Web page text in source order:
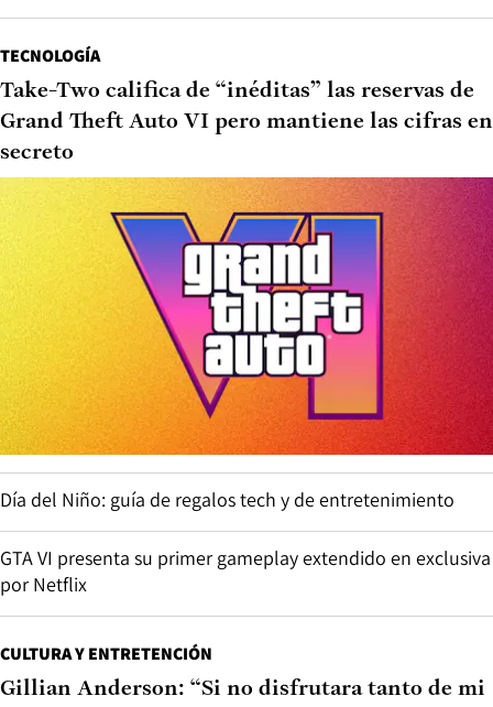
TECNOLOGÍA
Take-Two califica de “inéditas” las reservas de
Grand Theft Auto VI pero mantiene las cifras en
secreto
Día del Niño: guía de regalos tech y de entretenimiento
GTA VI presenta su primer gameplay extendido en exclusiva
por Netflix
CULTURA Y ENTRETENCIÓN
Gillian Anderson: “Si no disfrutara tanto de mi